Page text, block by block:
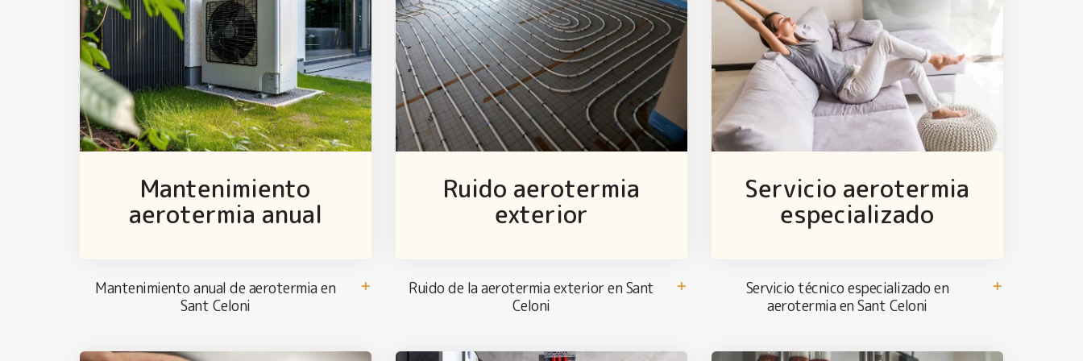
Mantenimiento
aerotermia anual
Mantenimiento anual de aerotermia en
Sant Celoni
Ruido aerotermia
exterior
Ruido de la aerotermia exterior en Sant
Celoni
Servicio aerotermia
especializado
Servicio técnico especializado en
aerotermia en Sant Celoni